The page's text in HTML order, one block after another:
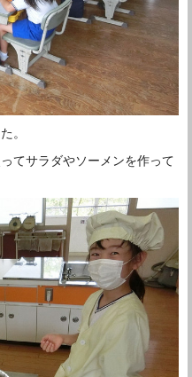
。
てサラダやソーメンを作って